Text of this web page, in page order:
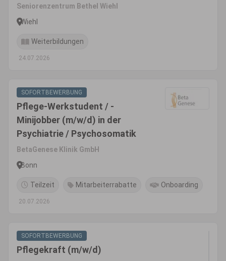
Seniorenzentrum Bethel Wiehl
Wiehl
Weiterbildungen
24.07.2026
SOFORTBEWERBUNG
Pflege-Werkstudent / -
Minijobber (m/w/d) in der
Psychiatrie / Psychosomatik
BetaGenese Klinik GmbH
Bonn
Teilzeit Mitarbeiterrabatte Onboarding
20.07.2026
SOFORTBEWERBUNG
Pflegekraft (m/w/d)